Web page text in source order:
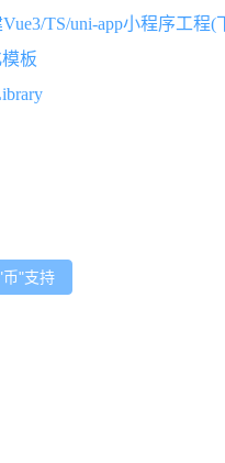
TS/uni-app小程序工程(
板
币"支持